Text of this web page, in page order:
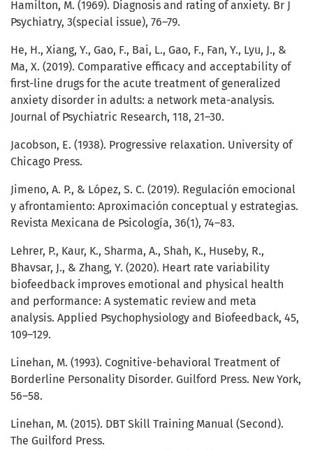
Hamilton, M. (1969). Diagnosis and rating of anxiety. Br J
Psychiatry, 3(special issue), 76–79.
He, H., Xiang, Y., Gao, F., Bai, L., Gao, F., Fan, Y., Lyu, J., &
Ma, X. (2019). Comparative efficacy and acceptability of
first-line drugs for the acute treatment of generalized
anxiety disorder in adults: a network meta-analysis.
Journal of Psychiatric Research, 118, 21–30.
Jacobson, E. (1938). Progressive relaxation. University of
Chicago Press.
Jimeno, A. P., & López, S. C. (2019). Regulación emocional
y afrontamiento: Aproximación conceptual y estrategias.
Revista Mexicana de Psicología, 36(1), 74–83.
Lehrer, P., Kaur, K., Sharma, A., Shah, K., Huseby, R.,
Bhavsar, J., & Zhang, Y. (2020). Heart rate variability
biofeedback improves emotional and physical health
and performance: A systematic review and meta
analysis. Applied Psychophysiology and Biofeedback, 45,
109–129.
Linehan, M. (1993). Cognitive-behavioral Treatment of
Borderline Personality Disorder. Guilford Press. New York,
56–58.
Linehan, M. (2015). DBT Skill Training Manual (Second).
The Guilford Press.